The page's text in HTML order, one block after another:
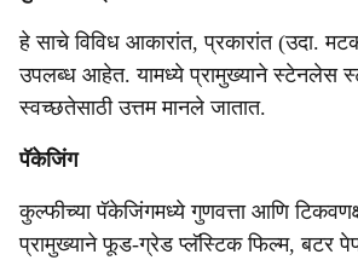
हे साचे विविध आकारांत, प्रकारांत (उदा.
उपलब्ध आहेत. यामध्ये प्रामुख्याने स्टेनलेस
स्वच्छतेसाठी उत्तम मानले जातात.
पॅकेजिंग
कुल्फीच्या पॅकेजिंगमध्ये गुणवत्ता आणि
प्रामुख्याने फूड-ग्रेड प्लॅस्टिक फिल्म, बटर